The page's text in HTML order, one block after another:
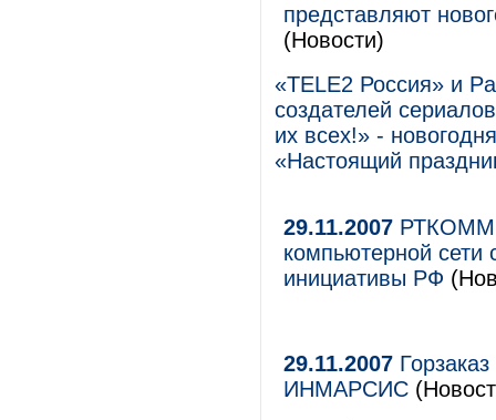
представляют
(Новости)
«TELE2 Россия» и
создателей
их всех!» -
«Настоящий
29.11.2007 РТКОММ
компьютерной сети
инициативы РФ
29.11.2007
ИНМАРСИС